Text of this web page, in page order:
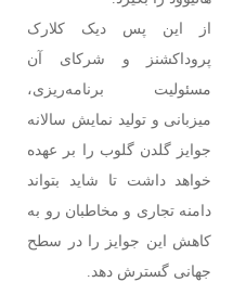
از این پس دیک کلارک
پروداکشنز و شرکای آن
مسئولیت برنامه‌ریزی،
میزبانی و تولید نمایش سالانه
جوایز گلدن گلوب را بر عهده
خواهد داشت تا شاید بتواند
دامنه تجاری و مخاطبان رو به
کاهش این جوایز را در سطح
جهانی گسترش دهد.